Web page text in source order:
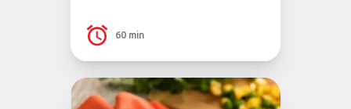
60 min